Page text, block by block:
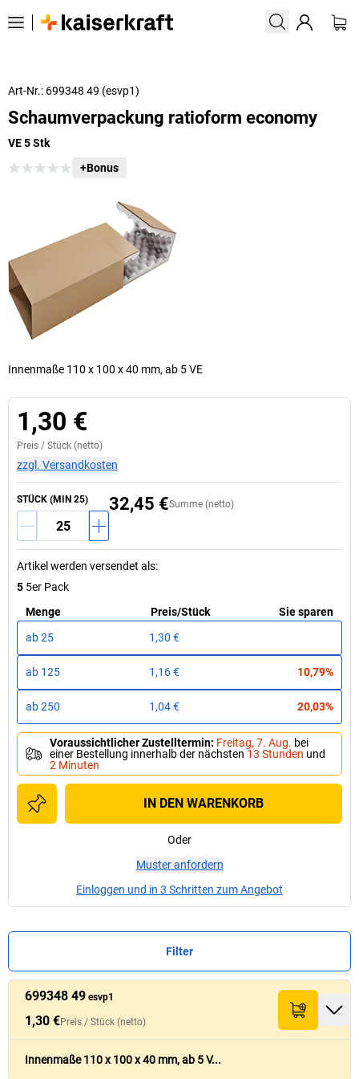
Art-Nr.: 699348 49 (esvp1)
Schaumverpackung ratioform economy
VE 5 Stk
+Bonus
Innenmaße 110 x 100 x 40 mm, ab 5 VE
1,30 €
Preis / Stück (netto)
zzgl. Versandkosten
STÜCK (MIN 25) Summe (netto)
32,45 €
Artikel werden versendet als:
5 5er Pack
Menge
Preis/Stück
Sie sparen
ab25 1,30 €
ab 125 1,16 € 10,79%
ab250 1,04 € 20,03%
Voraussichtlicher Zustelltermin: Freitag, 7. Aug. bei
einer Bestellung innerhalb der nächsten 13 Stunden und
2 Minuten
IN DEN WARENKORB
Oder
Muster anfordern
Einloggen und in 3 Schritten zum Angebot
Filter
Nr.
Verpackungsgut
mm
Preis /Stück
Nr.
Verpackungsgut
mm
Preis /Stück
699348 49 esvp1 110x 40
1,30 €
699348 49 esvp1
1,30 €Preis / Stück (netto)
Innenmaße 110 x 100 x 40 mm, ab 5 V...